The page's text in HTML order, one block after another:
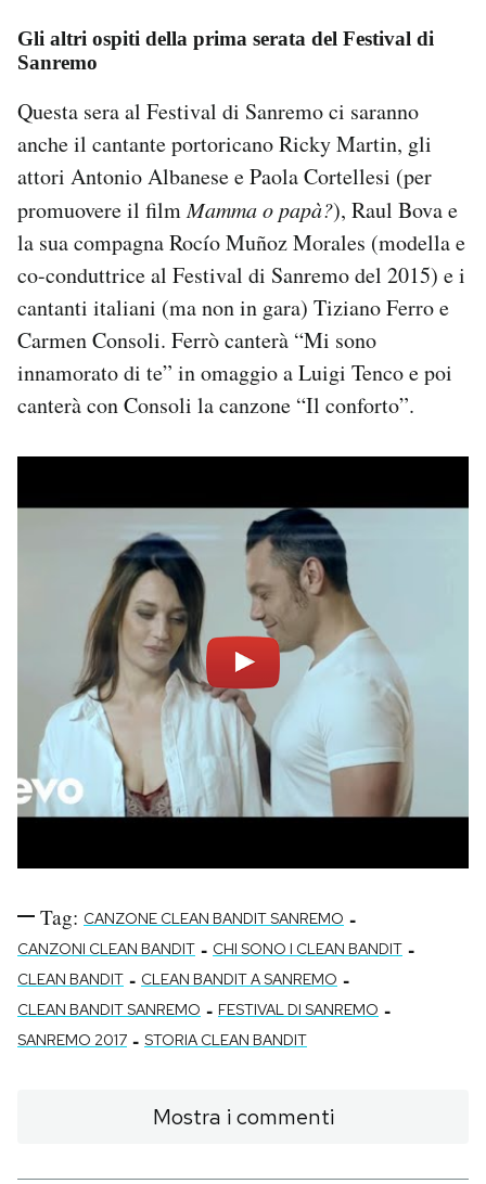
Gli altri ospiti della prima serata del Festival di
Sanremo
Questa sera al Festival di Sanremo ci saranno
anche il cantante portoricano Ricky Martin, gli
attori Antonio Albanese e Paola Cortellesi (per
promuovere il filmMamma o papà?), Raul Bova e
la sua compagna Rocío Muñoz Morales (modella e
co-conduttrice al Festival di Sanremo del 2015) e i
cantanti italiani (ma non in gara) Tiziano Ferro e
Carmen Consoli. Ferrò canterà “Mi sono
innamorato di te” in omaggio a Luigi Tenco e poi
canterà con Consoli la canzone “Il conforto”.
Tag: CANZONE CLEAN BANDIT SANREMO -
CANZONI CLEAN BANDIT - CHI SONO I CLEAN BANDIT -
CLEAN BANDIT - CLEAN BANDIT A SANREMO -
CLEAN BANDIT SANREMO - FESTIVAL DI SANREMO -
SANREMO 2017 - STORIA CLEAN BANDIT
Mostra i commenti